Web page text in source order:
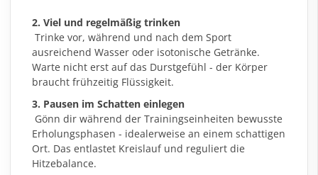
2. Viel und regelmäßig trinken
Trinke vor, während und nach dem Sport
ausreichend Wasser oder isotonische Getränke.
Warte nicht erst auf das Durstgefühl - der Körper
braucht frühzeitig Flüssigkeit.
3. Pausen im Schatten einlegen
Gönn dir während der Trainingseinheiten bewusste
Erholungsphasen - idealerweise an einem schattigen
Ort. Das entlastet Kreislauf und reguliert die
Hitzebalance.